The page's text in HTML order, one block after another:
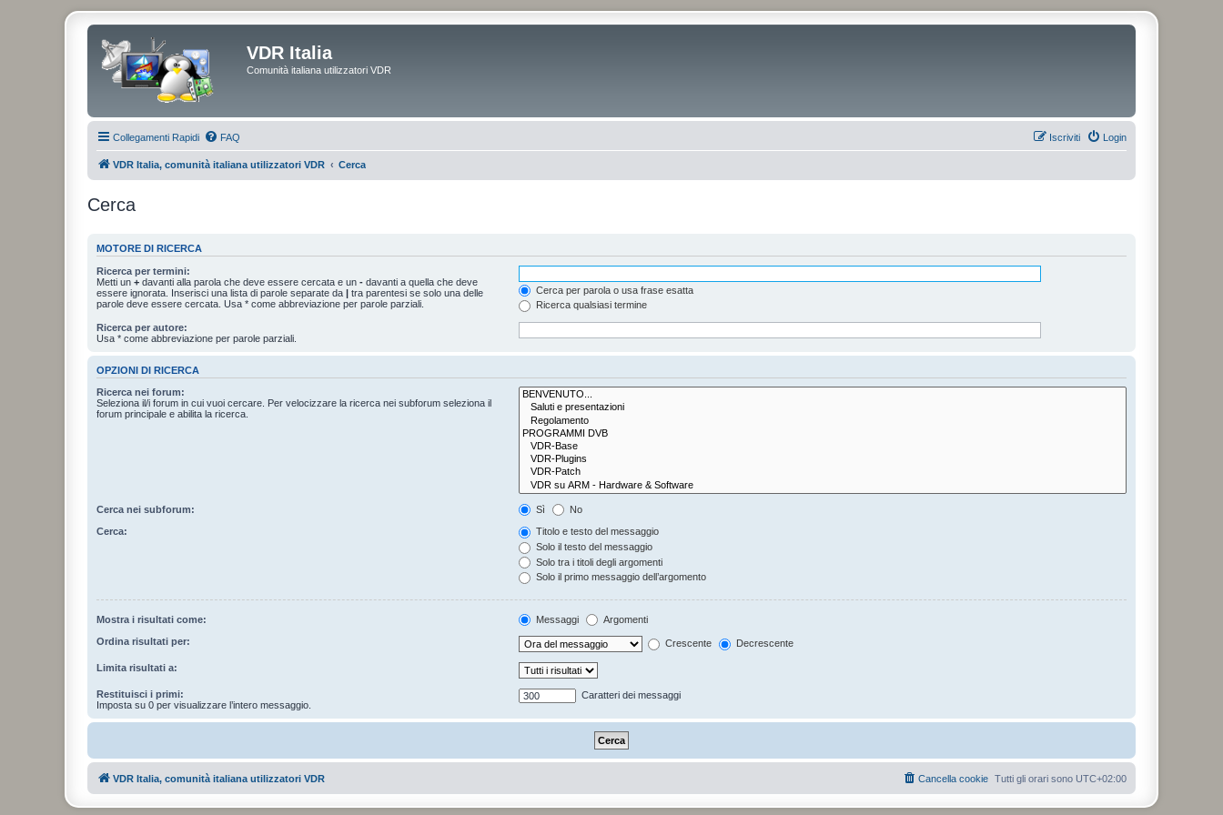
VDR Italia
Comunità italiana utilizzatori VDR
Collegamenti Rapidi FAQ Login
Iscriviti
VDR Italia, comunità italiana utilizzatori VDR Cerca
Cerca
MOTORE DI RICERCA
Ricerca per termini:
Metti un + davanti alla parola che deve essere cercata e un - davanti a quella che deve
essere ignorata. Inserisci una lista di parole separate da | tra parentesi se solo una delle
parole deve essere cercata. Usa * come abbreviazione per parole parziali.
Cerca per parola o usa frase esatta
Ricerca qualsiasi termine
Ricerca per autore:
Usa * come abbreviazione per parole parziali.
OPZIONI DI RICERCA
Ricerca nei forum:
Seleziona il/i forum in cui vuoi cercare. Per velocizzare la ricerca nei subforum seleziona il
forum principale e abilita la ricerca.
Cerca nei subforum: Sì No
Cerca:
Titolo e testo del messaggio
Solo il testo del messaggio
Solo tra i titoli degli argomenti
Solo il primo messaggio dell’argomento
Mostra i risultati come: Messaggi Argomenti
Ordina risultati per: Crescente Decrescente
Limita risultati a:
Restituisci i primi:
Imposta su 0 per visualizzare l’intero messaggio.
Caratteri dei messaggi
VDR Italia, comunità italiana utilizzatori VDR Tutti gli orari sono UTC+02:00
Cancella cookie